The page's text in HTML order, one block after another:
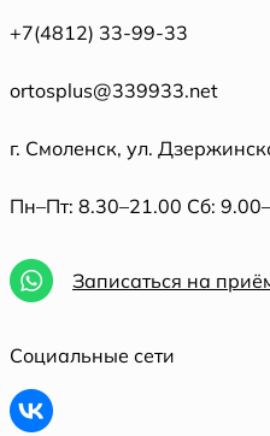
+7(4812) 33-99-33
ortosplus@339933.net
г. Смоленск, ул.
Пн–Пт: 8.30–21.00 Сб:
Записаться на
Социальные сети